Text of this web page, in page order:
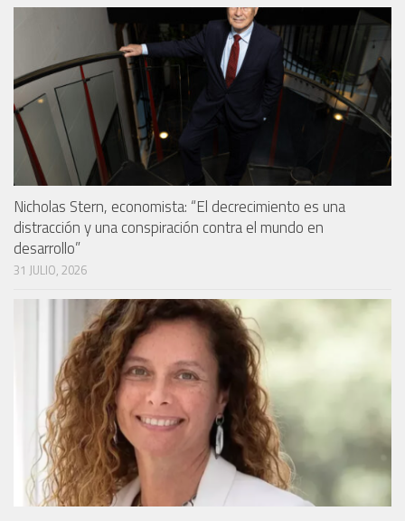
Nicholas Stern, economista: “El decrecimiento es una
distracción y una conspiración contra el mundo en
desarrollo”
31 JULIO, 2026